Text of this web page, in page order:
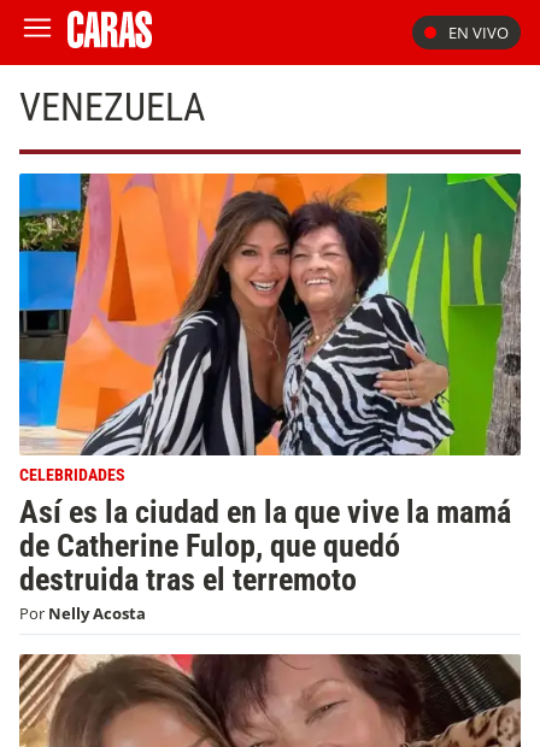
EN VIVO
VENEZUELA
CELEBRIDADES
Así es la ciudad en la que vive la mamá
de Catherine Fulop, que quedó
destruida tras el terremoto
Por Nelly Acosta